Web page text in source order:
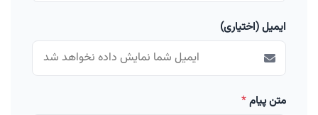
ایمیل (اختیاری)
متن پیام*